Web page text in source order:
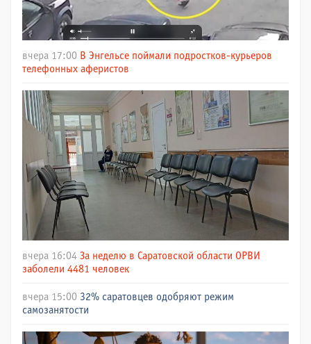
вчера 17:00 В Энгельсе поймали подростков-курьеров
телефонных аферистов
вчера 16:04 За неделю в Саратовской области ОРВИ
заболели 4481 человек
вчера 15:00 32% саратовцев одобряют режим
самозанятости